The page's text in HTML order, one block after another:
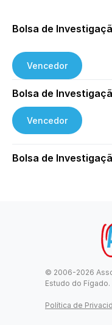
Bolsa de
Vencedor
Bolsa de
Vencedor
Bolsa de
© 2006-2026
Estudo do Fígado.
Política de